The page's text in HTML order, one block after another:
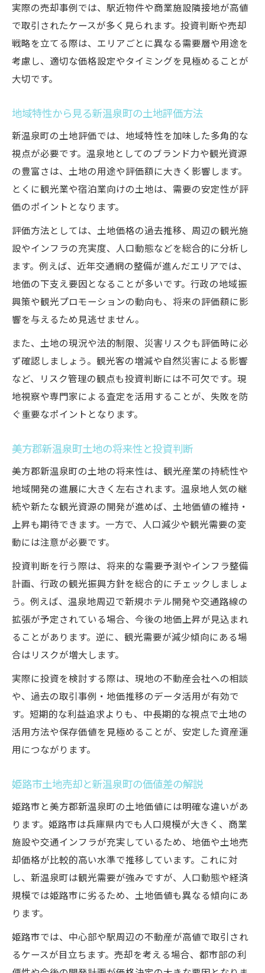
実際の売却事例では、駅近物件や商業施設隣接地が高値
で取引されたケースが多く見られます。投資判断や売却
戦略を立てる際は、エリアごとに異なる需要層や用途を
考慮し、適切な価格設定やタイミングを見極めることが
大切です。
地域特性から見る新温泉町の土地評価方法
新温泉町の土地評価では、地域特性を加味した多角的な
視点が必要です。温泉地としてのブランド力や観光資源
の豊富さは、土地の用途や評価額に大きく影響します。
とくに観光業や宿泊業向けの土地は、需要の安定性が評
価のポイントとなります。
評価方法としては、土地価格の過去推移、周辺の観光施
設やインフラの充実度、人口動態などを総合的に分析し
ます。例えば、近年交通網の整備が進んだエリアでは、
地価の下支え要因となることが多いです。行政の地域振
興策や観光プロモーションの動向も、将来の評価額に影
響を与えるため見逃せません。
また、土地の現況や法的制限、災害リスクも評価時に必
ず確認しましょう。観光客の増減や自然災害による影響
など、リスク管理の観点も投資判断には不可欠です。現
地視察や専門家による査定を活用することが、失敗を防
ぐ重要なポイントとなります。
美方郡新温泉町土地の将来性と投資判断
美方郡新温泉町の土地の将来性は、観光産業の持続性や
地域開発の進展に大きく左右されます。温泉地人気の継
続や新たな観光資源の開発が進めば、土地価値の維持・
上昇も期待できます。一方で、人口減少や観光需要の変
動には注意が必要です。
投資判断を行う際は、将来的な需要予測やインフラ整備
計画、行政の観光振興方針を総合的にチェックしましょ
う。例えば、温泉地周辺で新規ホテル開発や交通路線の
拡張が予定されている場合、今後の地価上昇が見込まれ
ることがあります。逆に、観光需要が減少傾向にある場
合はリスクが増大します。
実際に投資を検討する際は、現地の不動産会社への相談
や、過去の取引事例・地価推移のデータ活用が有効で
す。短期的な利益追求よりも、中長期的な視点で土地の
活用方法や保存価値を見極めることが、安定した資産運
用につながります。
姫路市土地売却と新温泉町の価値差の解説
姫路市と美方郡新温泉町の土地価値には明確な違いがあ
ります。姫路市は兵庫県内でも人口規模が大きく、商業
施設や交通インフラが充実しているため、地価や土地売
却価格が比較的高い水準で推移しています。これに対
し、新温泉町は観光需要が強みですが、人口動態や経済
規模では姫路市に劣るため、土地価値も異なる傾向にあ
ります。
姫路市では、中心部や駅周辺の不動産が高値で取引され
るケースが目立ちます。売却を考える場合、都市部の利